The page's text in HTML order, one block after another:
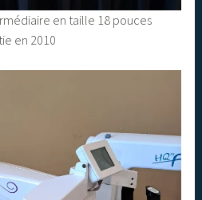
en taille 18 pouces
en 2010